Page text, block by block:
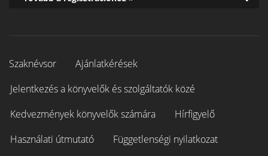
Szaknévsor
Ajánlatkérések
Jelentkezés a könyvelők és szolgáltatók közé
Kedvezmények könyvelők számára
Hírfigyelő
Használati útmutató
Függetlenségi nyilatkozat